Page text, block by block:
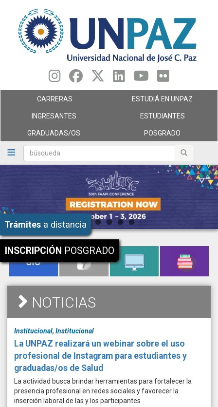
contenido
principal
búsqueda búsqueda
CARRERAS ESTUDIÁ EN UNPAZ
INGRESANTES ESTUDIANTES
GRADUADAS/OS POSGRADO
Trámites a distancia
INSCRIPCIÓN POSGRADO
NOTICIAS
Institucional, Institucional
La UNPAZ realizará un webinar sobre el uso
profesional de Instagram para estudiantes y
graduadas/os de Salud
La actividad busca brindar herramientas para fortalecer la
presencia profesional en redes sociales y favorecer la
inserción laboral de las y los participantes